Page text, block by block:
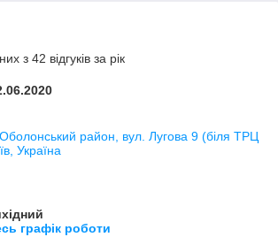
з 42 відгуків за рік
район, вул. Лугова 9 (біля ТРЦ
Україна
графік роботи